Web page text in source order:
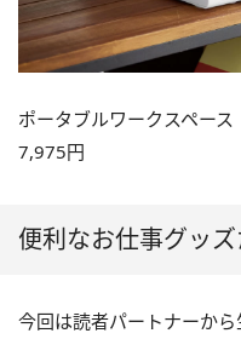
ポータブルワークスペー
7,975円
便利なお仕事グッ
今回は読者パートナーか